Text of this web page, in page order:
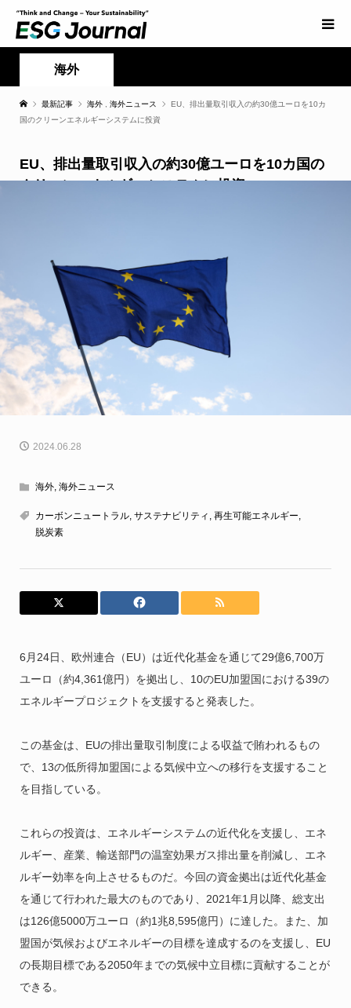
海外
最新記事 海外 海外ニュース
EU、排出量取引収入の約30億ユーロを10カ
国のクリーンエネルギーシステムに投資
EU、排出量取引収入の約30億ユーロを10カ国の
クリーンエネルギーシステムに投資
2024.06.28
海外, 海外ニュース
カーボンニュートラル, サステナビリティ 再生可能エネルギー
脱炭素
6月24日、欧州連合（EU）は近代化基金を通じて29億6,700万
ユーロ（約4,361億円）を拠出し、10のEU加盟国における39の
エネルギープロジェクトを支援すると発表した。
この基金は、EUの排出量取引制度による収益で賄われるもの
で、13の低所得加盟国による気候中立への移行を支援すること
を目指している。
これらの投資は、エネルギーシステムの近代化を支援し、エネ
ルギー、産業、輸送部門の温室効果ガス排出量を削減し、エネ
ルギー効率を向上させるものだ。今回の資金拠出は近代化基金
を通じて行われた最大のものであり、2021年1月以降、総支出
は126億5000万ユーロ（約1兆8,595億円）に達した。また、加
盟国が気候およびエネルギーの目標を達成するのを支援し、EU
の長期目標である2050年までの気候中立目標に貢献することが
できる。